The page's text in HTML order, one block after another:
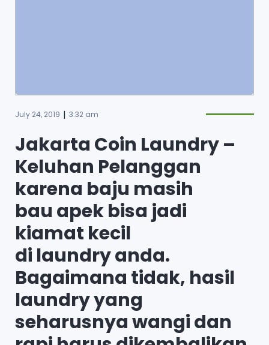
July 24, 2019 | 3:32 am
Jakarta Coin Laundry–
Keluhan Pelanggan
karena baju masih
bau apek bisa jadi
kiamat kecil
di laundry anda.
Bagaimana tidak, hasil
laundry yang
seharusnya wangi dan